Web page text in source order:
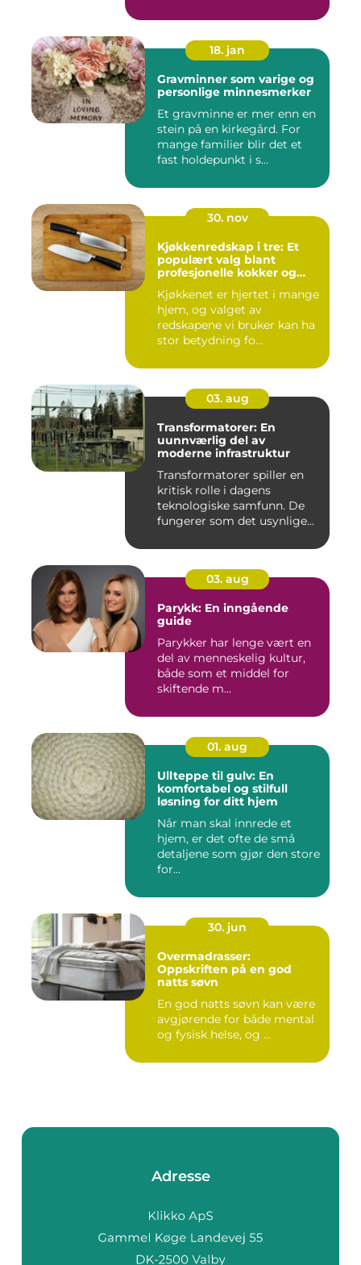
18. jan
Gravminner som varige og
personlige minnesmerker
Et gravminne er mer enn en
stein på en kirkegård. For
mange familier blir det et
fast holdepunkt i s...
30. nov
Kjøkkenredskap i tre: Et
populært valg blant
profesjonelle kokker og
Kjøkkenet er hjertet i mange
hjem, og valget av
redskapene vi bruker kan ha
stor betydning fo...
03. aug
Transformatorer: En
uunnværlig del av
moderne infrastruktur
Transformatorer spiller en
kritisk rolle i dagens
teknologiske samfunn. De
fungerer som det usynlige...
03. aug
Parykk: En inngående
guide
Parykker har lenge vært en
del av menneskelig kultur,
både som et middel for
skiftende m...
01. aug
Ullteppe til gulv: En
komfortabel og stilfull
løsning for ditt hjem
Når man skal innrede et
hjem, er det ofte de små
detaljene som gjør den store
for...
30. jun
Overmadrasser:
Oppskriften på en god
natts søvn
En god natts søvn kan være
avgjørende for både mental
og fysisk helse, og ...
Adresse